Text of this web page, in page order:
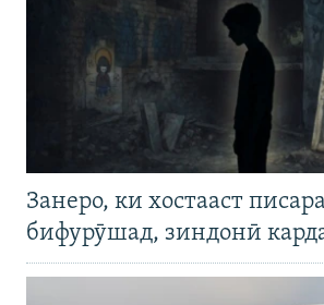
Занеро, ки хостааст
бифурӯшад, зиндонӣ